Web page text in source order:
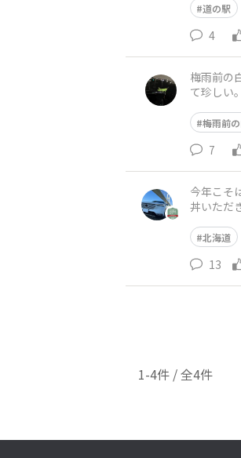
道の駅
4
梅雨前の白兎海岸へ〈後編〉 雨が本降りになっ
て珍しい。 雨は止
梅雨前
7
今年こそ
丼いただ
北海道
13
1-4件 / 全4件